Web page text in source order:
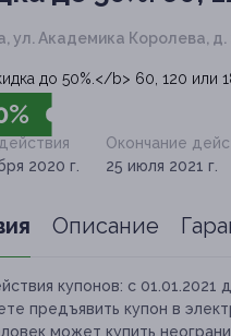
ул. Академика Королева, д.
2020 г.
Окончание
25 июля 2021 г.
Описание
купонов: с 01.01.2021
предъявить купон в
может купить